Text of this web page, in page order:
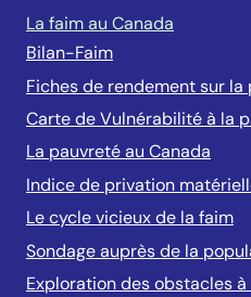
La faim au Canada
Bilan-Faim
Fiches de rendement sur la
Carte de Vulnérabilité à la
La pauvreté au Canada
Indice de privation
Le cycle vicieux de la faim
Sondage auprès de la
Exploration des obstacles à